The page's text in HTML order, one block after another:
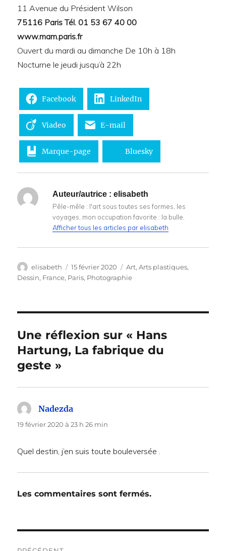
11 Avenue du Président Wilson
75116 Paris Tél. 01 53 67 40 00
www.mam.paris.fr
Ouvert du mardi au dimanche De 10h à 18h
Nocturne le jeudi jusqu’à 22h
Facebook LinkedIn
Viadeo E-mail
Marque-page Bluesky
Auteur/autrice : elisabeth
Pêle-mêle : l'art sous toutes ses formes, les
voyages, mon occupation favorite : la bulle.
Afficher tous les articles par elisabeth
Auteur
elisabeth
Publié
le
15 février 2020 Catégories
Art,Arts plastiques,
Dessin, France, Paris, Photographie
Une réflexion sur « Hans
Hartung, La fabrique du
geste »
Nadezda
19 février 2020 à 23 h 26 min
Quel destin, j’en suis toute bouleversée .
Les commentaires sont fermés.